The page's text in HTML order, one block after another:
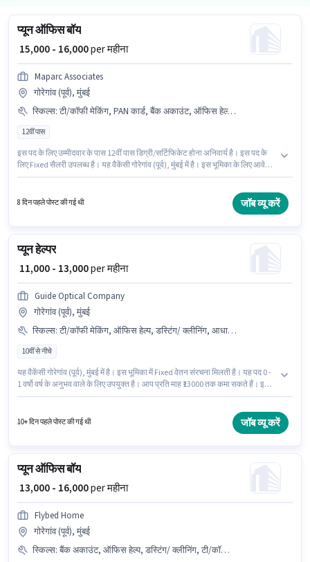
प्यून ऑफिस बॉय
₹ 15,000 - 16,000per महीना
Maparc Associates
गोरेगांव (पूर्व), मुंबई
स्किल्स: टी/कॉफी मेकिंग, PAN कार्ड, बैंक अकाउंट, ऑफिस हेल्प, डस्टिंग/ क्लीनिंग, आधार कार्ड, टी/कॉफी सर्विंग
12वीं पास
इस पद के लिए उम्मीदवार के पास 12वीं पास डिग्री/सर्टिफिकेट होना अनिवार्य है। इस पद के
लिए Fixed सैलरी उपलब्ध है। यह वैकेंसी गोरेगांव (पूर्व), मुंबई में है। इस भूमिका के लिए आवेदक
कर रहा है। इस पद के लिए आवश्यक दस्तावेज़ जैसे PAN कार्ड, आधार कार्ड, बैंक अकाउंट का
8 दिन पहले पोस्ट की गई थी जॉब व्यू करें
प्यून हेल्पर
₹ 11,000 - 13,000per महीना
Guide Optical Company
गोरेगांव (पूर्व), मुंबई
स्किल्स: टी/कॉफी मेकिंग, ऑफिस हेल्प, डस्टिंग/ क्लीनिंग, आधार कार्ड, PAN कार्ड, टी/कॉफी सर्विंग
10वीं से नीचे
यह वैकेंसी गोरेगांव (पूर्व), मुंबई में है। इस भूमिका में Fixed वेतन संरचना मिलती है। यह पद 0 -
1 वर्षो वर्ष के अनुभव वाले के लिए उपयुक्त है। आप प्रति माह ₹13000 तक कमा सकते हैं। इस
भूमिका के लिए आवेदक के पास टी/कॉफी मेकिंग, डस्टिंग/ क्लीनिंग, ऑफिस हेल्प, टी/कॉफी
10+ दिन पहले पोस्ट की गई थी जॉब व्यू करें
प्यून ऑफिस बॉय
₹ 13,000 - 16,000per महीना
Flybed Home
गोरेगांव (पूर्व), मुंबई
स्किल्स: बैंक अकाउंट, ऑफिस हेल्प, डस्टिंग/ क्लीनिंग, टी/कॉफी सर्विंग, PAN कार्ड, फोटोकॉपींग, टी/कॉफी मेकिंग, आधार कार्ड